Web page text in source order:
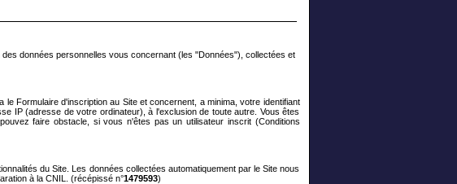
données personnelles vous concernant (les "Données"), collectées et
Formulaire d'inscription au Site et concernent, a minima, votre identifiant
IP (adresse de votre ordinateur), à l'exclusion de toute autre. Vous êtes
faire obstacle, si vous n'êtes pas un utilisateur inscrit (Conditions
du Site. Les données collectées automatiquement par le Site nous
à la CNIL. (récépissé n°1479593)